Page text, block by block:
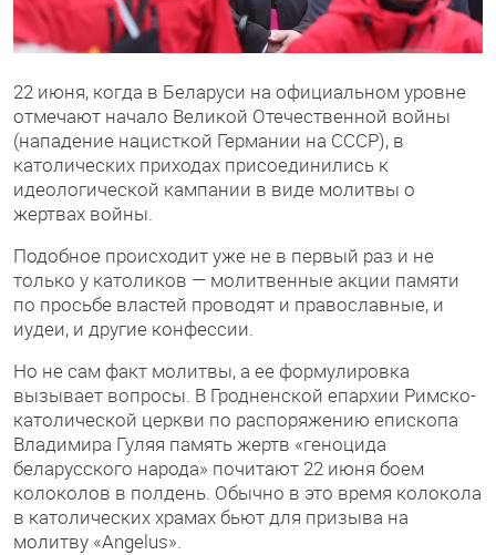
22 июня, когда в Беларуси на официальном уровне
отмечают начало Великой Отечественной войны
(нападение нацисткой Германии на СССР), в
католических приходах присоединились к
идеологической кампании в виде молитвы о
жертвах войны.
Подобное происходит уже не в первый раз и не
только у католиков — молитвенные акции памяти
по просьбе властей проводят и православные, и
иудеи, и другие конфессии.
Но не сам факт молитвы, а ее формулировка
вызывает вопросы. В Гродненской епархии Римско-
католической церкви по распоряжению епископа
Владимира Гуляя память жертв «геноцида
беларусского народа» почитают 22 июня боем
колоколов в полдень. Обычно в это время колокола
в католических храмах бьют для призыва на
молитву «Angelus».